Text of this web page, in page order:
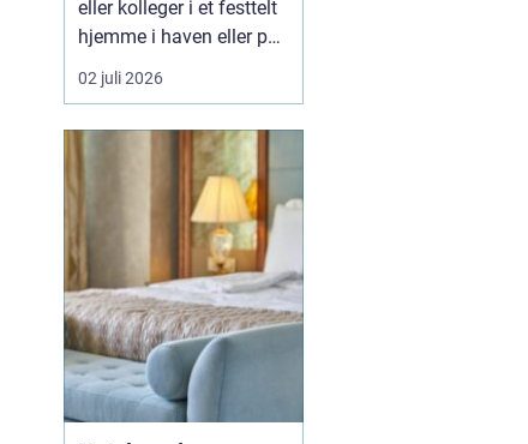
eller kolleger i et festtelt
hjemme i haven eller på
en mark uden for byen er
blevet en populær
omegn. Mange ønsker
friheden til selv at sætte
rammen for dagen, uden
at være bundet af et
lokale, faste lu...
02 juli 2026